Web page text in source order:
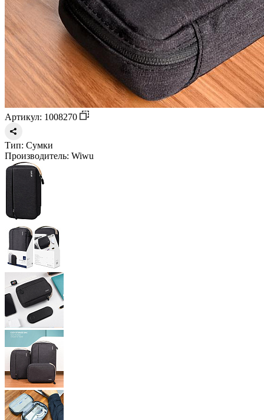
Артикул: 1008270
Тип: Сумки
Производитель: Wiwu